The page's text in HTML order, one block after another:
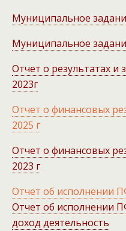
Муниципальное
Муниципальное
Отчет о результатах
2023г
Отчет о финансовых
2025 г
Отчет о финансовых
2023 г
Отчет об исполнении
Отчет об исполнении
доход деятельность